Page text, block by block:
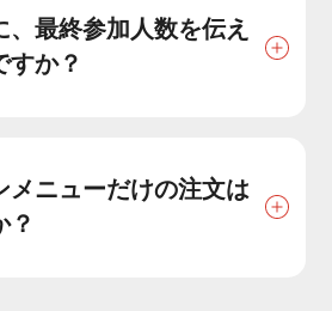
、最終参加人数を伝え
すか？
メニューだけの注文は
？